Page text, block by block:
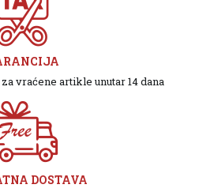
vraćene artikle unutar 14 dana
DOSTAVA